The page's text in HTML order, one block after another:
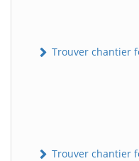
Trouver chantier
Trouver chantier